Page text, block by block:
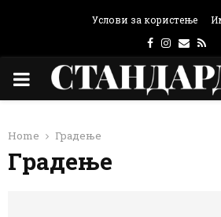
Услови за користење
Facebook
Instagram
Email
Rss
PRIMARY
Home Градење
Градење